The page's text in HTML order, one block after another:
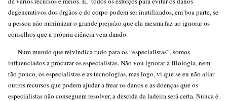
degenerativos dos órgãos e do corpo podem ser inutilizados, em boa parte, se
a pessoa não minimizar o grande prejuízo que ela mesma faz ao ignorar os
conselhos que a própria ciência vem dando.
Num mundo que reivindica tudo para os “especialistas”, somos
influenciados a procurar os especialistas. Não vou ignorar a Biologia, nem
tão pouco, os especialistas e as tecnologias, mas logo, vi que se eu não aliar
outros recursos que podem ajudar a frear os danos e as doenças que os
especialistas não conseguem resolver, a descida da ladeira será certa. Nunca é